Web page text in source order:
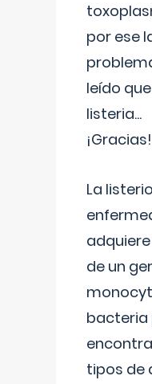
por ese
leído
listeria...
¡Gracias!
La
de un
bacteria
tipos de